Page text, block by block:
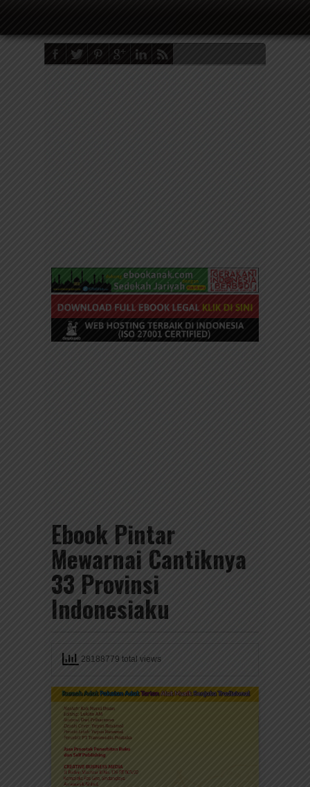
Ebook Pintar
Mewarnai Cantiknya
33 Provinsi
Indonesiaku
28188779 total views